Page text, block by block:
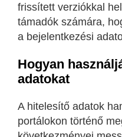
frissített verziókkal
támadók számára,
a bejelentkezési
Hogyan
adatokat
A hitelesítő adatok
portálokon történő